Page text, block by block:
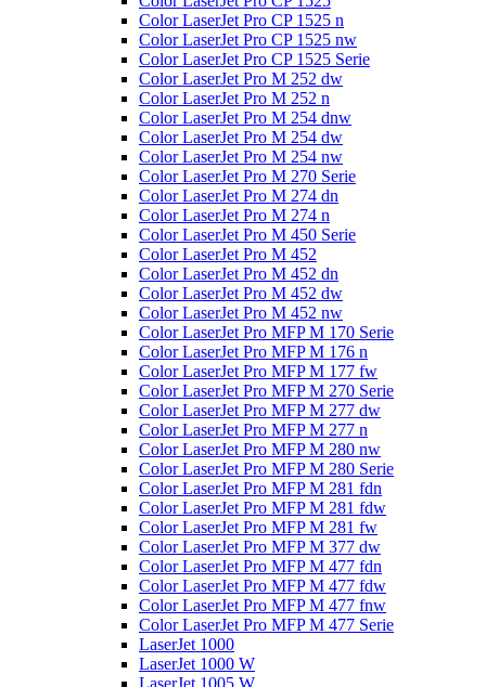
Color LaserJet Pro CP 1525 n
Color LaserJet Pro CP 1525 nw
Color LaserJet Pro CP 1525 Serie
Color LaserJet Pro M 252 dw
Color LaserJet Pro M 252 n
Color LaserJet Pro M 254 dnw
Color LaserJet Pro M 254 dw
Color LaserJet Pro M 254 nw
Color LaserJet Pro M 270 Serie
Color LaserJet Pro M 274 dn
Color LaserJet Pro M 274 n
Color LaserJet Pro M 450 Serie
Color LaserJet Pro M 452
Color LaserJet Pro M 452 dn
Color LaserJet Pro M 452 dw
Color LaserJet Pro M 452 nw
Color LaserJet Pro MFP M 170 Serie
Color LaserJet Pro MFP M 176 n
Color LaserJet Pro MFP M 177 fw
Color LaserJet Pro MFP M 270 Serie
Color LaserJet Pro MFP M 277 dw
Color LaserJet Pro MFP M 277 n
Color LaserJet Pro MFP M 280 nw
Color LaserJet Pro MFP M 280 Serie
Color LaserJet Pro MFP M 281 fdn
Color LaserJet Pro MFP M 281 fdw
Color LaserJet Pro MFP M 281 fw
Color LaserJet Pro MFP M 377 dw
Color LaserJet Pro MFP M 477 fdn
Color LaserJet Pro MFP M 477 fdw
Color LaserJet Pro MFP M 477 fnw
Color LaserJet Pro MFP M 477 Serie
LaserJet 1000
LaserJet 1000 W
LaserJet 1005 W